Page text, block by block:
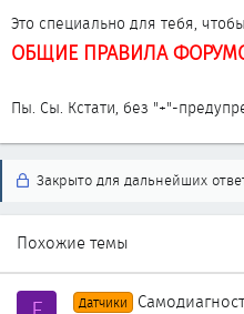
Это специально для тебя,
ОБЩИЕ ПРАВИЛА
Пы. Сы. Кстати, без "+"-
Закрыто для дальнейших
Похожие темы
Датчики